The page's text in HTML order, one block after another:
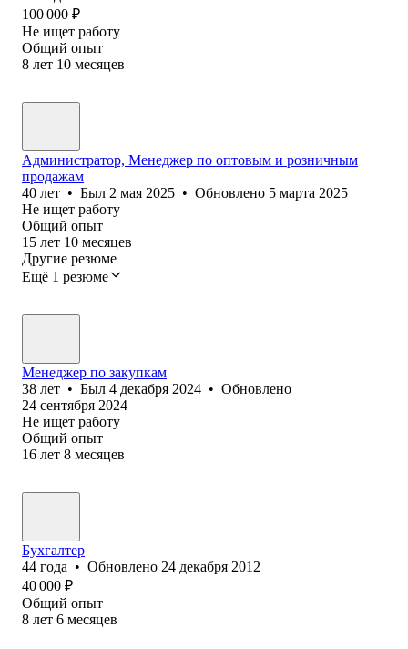
100 000 ₽
Не ищет работу
Общий опыт
8 лет 10 месяцев
Администратор, Менеджер по оптовым и розничным
продажам
40 лет • Был 2 мая 2025 • Обновлено 5 марта 2025
Не ищет работу
Общий опыт
15 лет 10 месяцев
Другие резюме
Ещё 1 резюме
Менеджер по закупкам
38 лет • Был 4 декабря 2024 • Обновлено
24 сентября 2024
Не ищет работу
Общий опыт
16 лет 8 месяцев
Бухгалтер
44 года • Обновлено 24 декабря 2012
40 000 ₽
Общий опыт
8 лет 6 месяцев